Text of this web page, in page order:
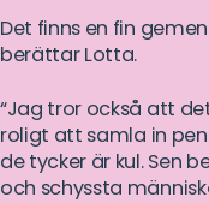
Det finns en fin
berättar Lotta.
“Jag tror också att
roligt att samla in
de tycker är kul. Sen
och schyssta